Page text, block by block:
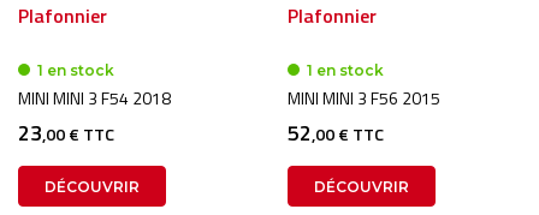
Plafonnier
1 en stock
MINI MINI 3 F54 2018
23,00 € TTC
DÉCOUVRIR
Plafonnier
1 en stock
MINI MINI 3 F56 2015
52,00 € TTC
DÉCOUVRIR